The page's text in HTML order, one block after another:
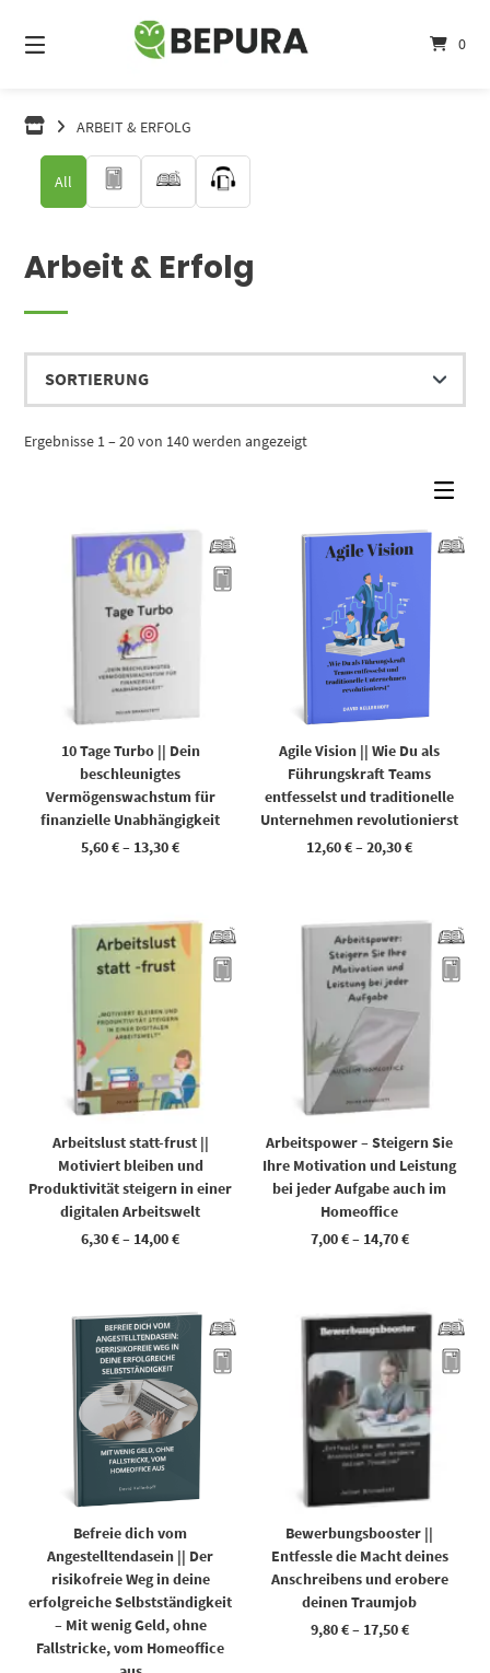
zum
Inhalt
0
ARBEIT & ERFOLG
Arbeit & Erfolg
Ergebnisse 1 – 20 von 140 werden angezeigt
All
10 Tage Turbo || Dein
beschleunigtes
Vermögenswachstum für
finanzielle Unabhängigkeit
5,60€– 13,30€
Agile Vision || Wie Du als
Führungskraft Teams
entfesselst und traditionelle
Unternehmen revolutionierst
12,60€–20,30€
Arbeitslust statt-frust ||
Motiviert bleiben und
Produktivität steigern in einer
digitalen Arbeitswelt
6,30€– 14,00€
Arbeitspower – Steigern Sie
Ihre Motivation und Leistung
bei jeder Aufgabe auch im
Homeoffice
7,00€– 14,70€
Befreie dich vom
Angestelltendasein || Der
risikofreie Weg in deine
erfolgreiche Selbstständigkeit
– Mit wenig Geld, ohne
Fallstricke, vom Homeoffice
Bewerbungsbooster ||
Entfessle die Macht deines
Anschreibens und erobere
deinen Traumjob
9,80€– 17,50€